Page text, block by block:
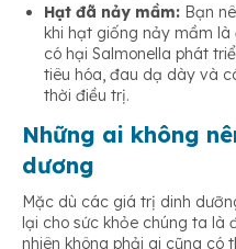
Hạt đã nảy mầm: Bạn
khi hạt giống nảy mầm là
có hại Salmonella phát
tiêu hóa, đau dạ dày và
thời điều trị.
Những ai không
dương
Mặc dù các giá trị dinh
lại cho sức khỏe chúng ta là
nhiên không phải ai cũng có